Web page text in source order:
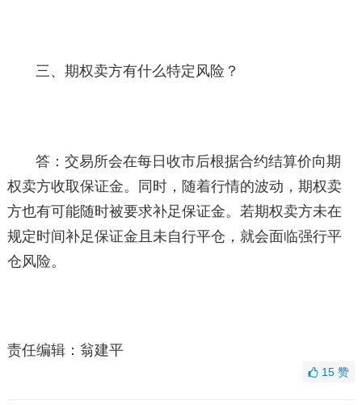
三、期权卖方有什么特定风险？
答：交易所会在每日收市后根据合约结算价向期
权卖方收取保证金。同时，随着行情的波动，期权卖
方也有可能随时被要求补足保证金。若期权卖方未在
规定时间补足保证金且未自行平仓，就会面临强行平
仓风险。
责任编辑：翁建平
15赞